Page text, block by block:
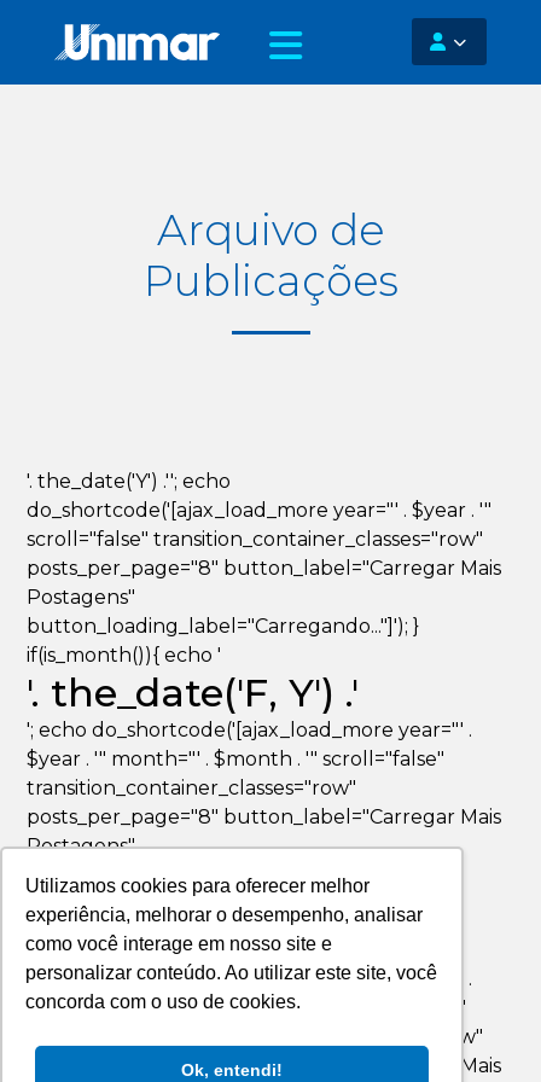
Utilizamos cookies para oferecer melhor
experiência, melhorar o desempenho, analisar
como você interage em nosso site e
personalizar conteúdo. Ao utilizar este site, você
concorda com o uso de cookies.
Ok, entendi!
Arquivo de
Publicações
'. the_date('Y') .''; echo
do_shortcode('[ajax_load_more year="' . $year . '"
scroll="false" transition_container_classes="row"
posts_per_page="8" button_label="Carregar Mais
Postagens"
button_loading_label="Carregando..."]'); }
if(is_month()){ echo '
'. the_date('F, Y') .'
'; echo do_shortcode('[ajax_load_more year="' .
$year . '" month="' . $month . '" scroll="false"
transition_container_classes="row"
posts_per_page="8" button_label="Carregar Mais
Postagens"
button_loading_label="Carregando..."]'); }
if(is_day()){ echo '
'. the_date('F jS, Y') .'
'; echo do_shortcode('[ajax_load_more year="' .
$year . '" month="' . $month . '" day="' . $day . '"
scroll="false" transition_container_classes="row"
posts_per_page="8" button_label="Carregar Mais